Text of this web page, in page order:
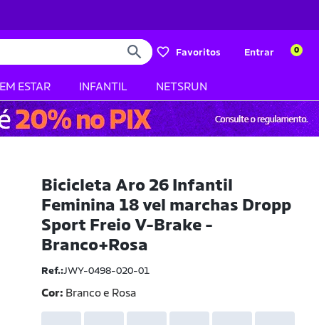
Favoritos Entrar 0
ESTAR INFANTIL NETSRUN
Bicicleta Aro 26 Infantil
Feminina 18 vel marchas Dropp
Sport Freio V-Brake -
Branco+Rosa
Ref.:JWY-0498-020-01
Cor: Branco e Rosa